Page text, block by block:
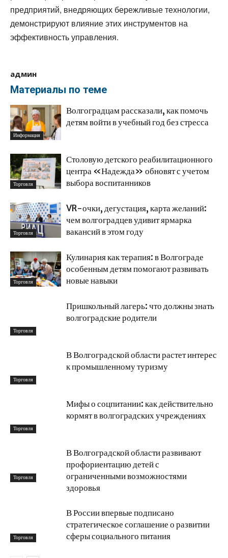
предприятий, внедряющих бережливые технологии,
демонстрируют влияние этих инструментов на
эффективность управления.
админ
Материалы по теме
Информация
Волгоградцам рассказали, как помочь
детям войти в учебный год без стресса
Торговля
Столовую детского реабилитационного
центра «Надежда» обновят с учетом
выбора воспитанников
Торговля
VR-очки, дегустация, карта желаний:
чем волгоградцев удивит ярмарка
вакансий в этом году
Торговля
Кулинария как терапия: в Волгограде
особенным детям помогают развивать
новые навыки
Торговля
Пришкольный лагерь: что должны знать
волгоградские родители
Торговля
В Волгоградской области растет интерес
к промышленному туризму
Торговля
Мифы о соцпитании: как действительно
кормят в волгоградских учреждениях
Торговля
В Волгоградской области развивают
профориентацию детей с
ограниченными возможностями
здоровья
Торговля
В России впервые подписано
стратегическое соглашение о развитии
сферы социального питания